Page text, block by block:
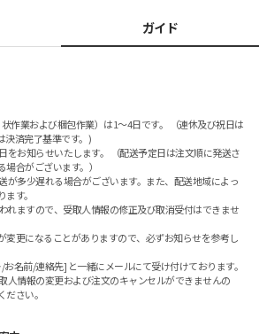
ガイド
作業および梱包作業）は1～4日です。 （連休及び祝日は
決済完了基準です。)
をお知らせいたします。 （配送予定日は注文順に発送さ
合がございます。）
が多少遅れる場合がございます。また、配送地域によっ
す。
れますので、受取人情報の修正及び取消受付はできませ
変更になることがありますので、必ずお知らせを参考し
名前/連絡先] と一緒にメールにて受け付けております。
人情報の変更および注文のキャンセルができませんの
さい。